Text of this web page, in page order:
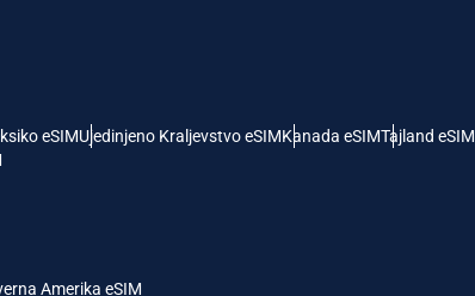
eSIMUjedinjeno Kraljevstvo eSIMKanada eSIMTajland eSIM
Amerika eSIM
- Tajlandski Bat